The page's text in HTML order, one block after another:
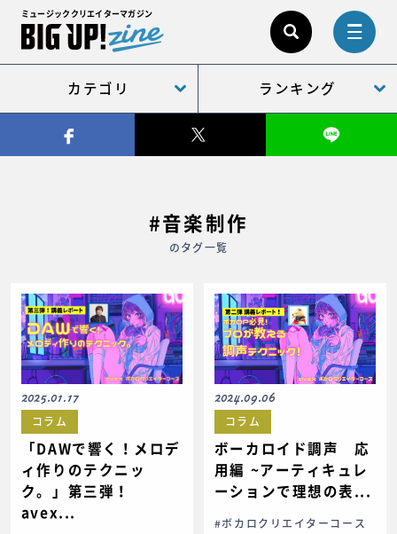
ミュージッククリエイターマガジン
カテゴリ ランキング
#音楽制作
のタグ一覧
2025.01.17
コラム
「DAWで響く！メロデ
ィ作りのテクニッ
ク。」第三弾！
avex...
2024.09.06
コラム
ボーカロイド調声 応
用編 ~アーティキュレ
ーションで理想の表...
#ボカロクリエイターコース